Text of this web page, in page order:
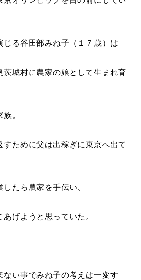
じる谷田部みね子 （１７歳）は
茨城村に農家の娘として生まれ育
。
すために父は出稼ぎに東京へ出て
たら農家を手伝い、
げようと思っていた。
ない事でみね子の考えは一変す